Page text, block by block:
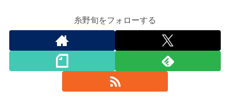
糸野旬をフォローする